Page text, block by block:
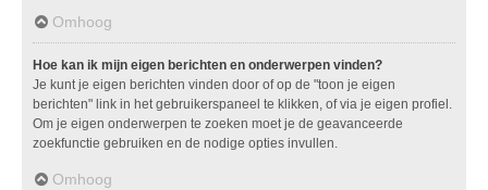
Omhoog
Hoe kan ik mijn eigen berichten en onderwerpen vinden?
Je kunt je eigen berichten vinden door of op de "toon je eigen
berichten" link in het gebruikerspaneel te klikken, of via je eigen profiel.
Om je eigen onderwerpen te zoeken moet je de geavanceerde
zoekfunctie gebruiken en de nodige opties invullen.
Omhoog